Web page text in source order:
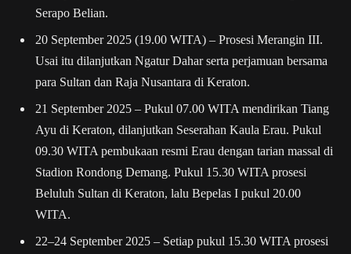
Serapo Belian.
20 September 2025 (19.00 WITA) – Prosesi Merangin III.
Usai itu dilanjutkan Ngatur Dahar serta perjamuan bersama
para Sultan dan Raja Nusantara di Keraton.
21 September 2025 – Pukul 07.00 WITA mendirikan Tiang
Ayu di Keraton, dilanjutkan Seserahan Kaula Erau. Pukul
09.30 WITA pembukaan resmi Erau dengan tarian massal di
Stadion Rondong Demang. Pukul 15.30 WITA prosesi
Beluluh Sultan di Keraton, lalu Bepelas I pukul 20.00
WITA.
22–24 September 2025 – Setiap pukul 15.30 WITA prosesi